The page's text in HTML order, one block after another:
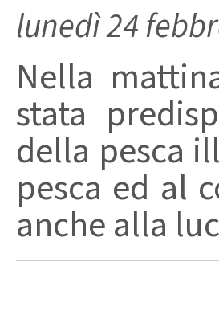
lunedì 24
Nella
stata
della pesca
pesca ed al
anche alla